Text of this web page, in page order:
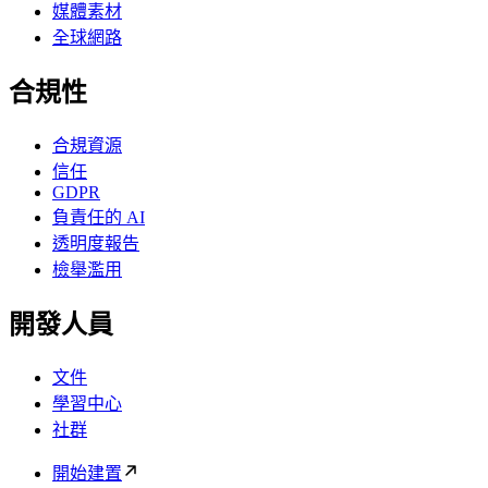
媒體素材
全球網路
合規性
合規資源
信任
GDPR
負責任的 AI
透明度報告
檢舉濫用
開發人員
文件
學習中心
社群
開始建置